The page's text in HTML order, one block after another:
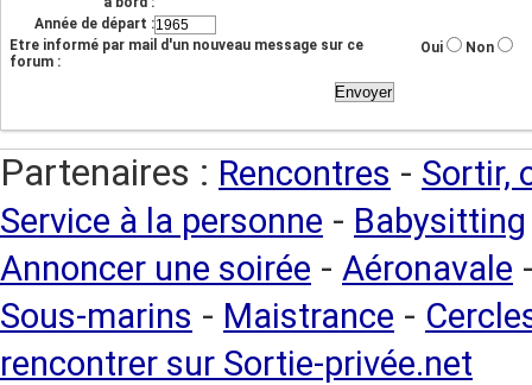
Année de départ :
Etre informé par mail d'un nouveau message sur ce
forum :
Oui Non
Partenaires : Rencontres - Sortir,
Service à la personne - Babysitting
Annoncer une soirée - Aéronavale
Sous-marins - Maistrance -
rencontrer sur Sortie-privée.net